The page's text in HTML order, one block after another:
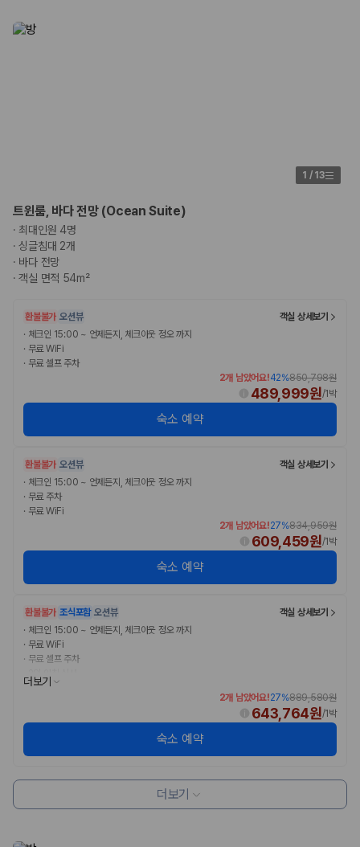
1 / 13
트윈룸, 바다 전망 (Ocean Suite)
· 최대인원 4명
·싱글침대 2개
· 바다 전망
·객실 면적 54m²
환불불가 오션뷰
객실 상세보기
· 체크인 15:00 ~ 언제든지, 체크아웃 정오 까지
· 무료 WiFi
· 무료 셀프 주차
2개 남았어요!42%850,798원
489,999원/1박
숙소 예약
환불불가 오션뷰
객실 상세보기
· 체크인 15:00 ~ 언제든지, 체크아웃 정오 까지
· 무료 주차
· 무료 WiFi
2개 남았어요!27%834,959원
609,459원/1박
숙소 예약
환불불가 조식포함 오션뷰
객실 상세보기
· 체크인 15:00 ~ 언제든지, 체크아웃 정오 까지
· 무료 WiFi
· 무료 셀프 주차
2인 아침 식사
더보기
2개 남았어요!27%889,580원
643,764원/1박
숙소 예약
더보기